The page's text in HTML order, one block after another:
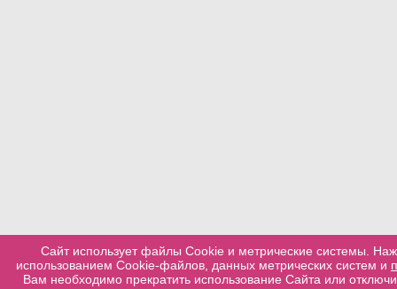
Сайт использует файлы Cookie и метрические системы.
использованием Cookie-файлов, данных метрических систем и
Вам необходимо прекратить использование Сайта или